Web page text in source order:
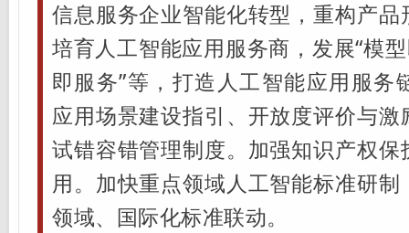
信息服务企业智能化转型，重构产
培育人工智能应用服务商，发展“模
即服务”等，打造人工智能应用服务
应用场景建设指引、开放度评价与
试错容错管理制度。加强知识产权
用。加快重点领域人工智能标准研
领域、国际化标准联动。